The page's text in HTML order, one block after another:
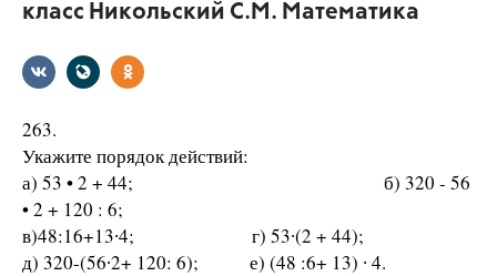
класс Никольский С.М. Математика
263.
Укажите порядок действий:
а) 53 • 2 + 44; б) 320 - 56
• 2 + 120 : 6;
в)48:16+13∙4; г) 53∙(2 + 44);
д) 320-(56∙2+ 120: 6); е) (48 :6+ 13) ∙ 4.